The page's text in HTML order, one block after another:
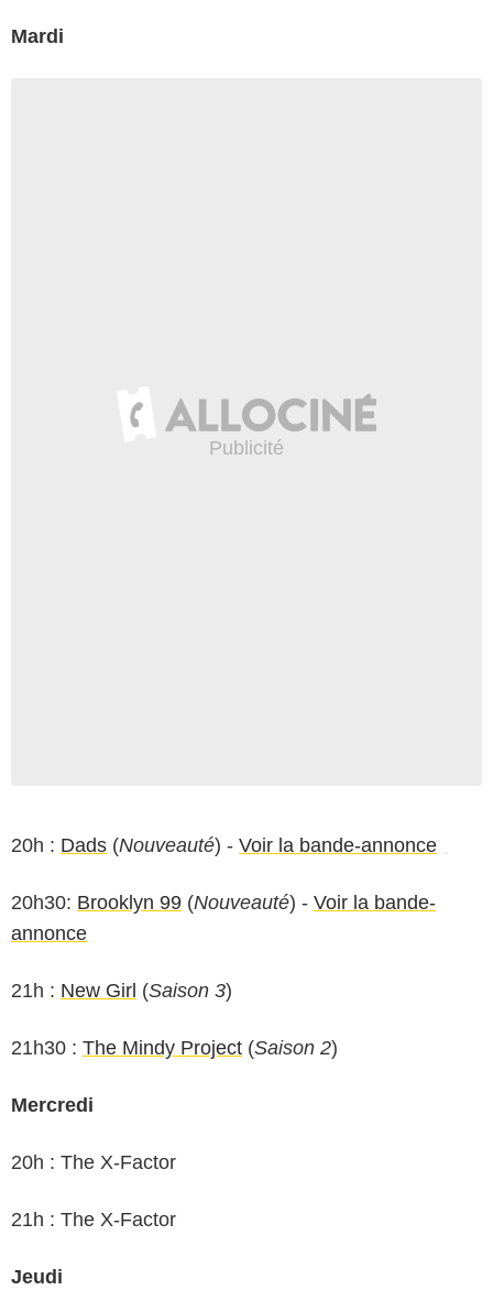
Mardi
20h : Dads (Nouveauté) - Voir la bande-annonce
20h30: Brooklyn 99 (Nouveauté) - Voir la bande-
annonce
21h : New Girl (Saison 3)
21h30 : The Mindy Project (Saison 2)
Mercredi
20h : The X-Factor
21h : The X-Factor
Jeudi